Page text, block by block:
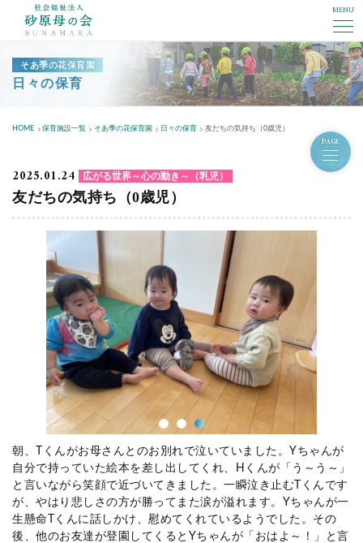
MENU
そあ季の花保育園
日々の保育
HOME 保育施設一覧 そあ季の花保育園 日々の保育 友だちの気持ち（0歳児）
PAGE
2025.01.24 広がる世界～心の動き～（乳児）
友だちの気持ち（0歳児）
朝、 くんがお母さんとのお別れで泣いていました。 Y ちゃんが
自分で持っていた絵本を差し出してくれ、
H くんが「う～う～」
と言いながら笑顔で近づいてきました。一瞬泣き止む
くんです
が、やはり悲しさの方が勝ってまた涙が溢れます。 Yちゃんが一
生懸命
くんに話しかけ、慰めてくれているようでした。その
後、他のお友達が登園してくると Yちゃんが「おはよ～！」と言